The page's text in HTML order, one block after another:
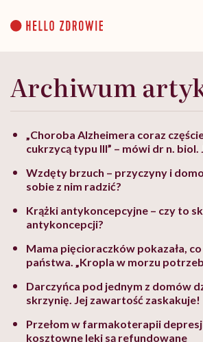
content
Archiwum
„Choroba Alzheimera coraz
cukrzycą typu III” – mówi dr n.
Wzdęty brzuch – przyczyny i
sobie z nim radzić?
Krążki antykoncepcyjne – czy to
antykoncepcji?
Mama pięcioraczków pokazała,
państwa. „Kropla w morzu
Darczyńca pod jednym z domów
skrzynię. Jej zawartość zaskakuje!
Przełom w farmakoterapii
kosztowne leki są refundowane